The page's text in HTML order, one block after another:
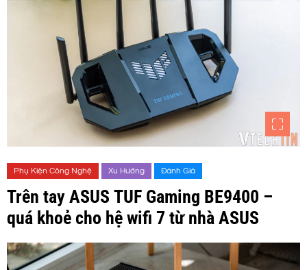
Phụ Kiện Công Nghệ Xu Hướng Đánh Giá
Trên tay ASUS TUF Gaming BE9400 –
quá khoẻ cho hệ wifi 7 từ nhà ASUS